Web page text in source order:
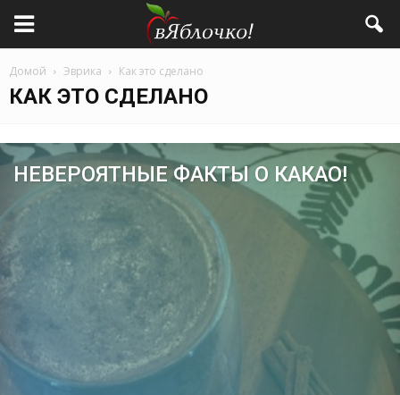
Домой Эврика Как это сделано
КАК ЭТО СДЕЛАНО
НЕВЕРОЯТНЫЕ ФАКТЫ О КАКАО!